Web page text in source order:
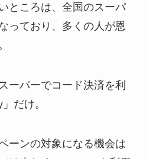
ところは、全国のスーパ
っており、 多くの人が恩
。
ーパーでコード決済を利
」だけ。
ーンの対象になる機会は